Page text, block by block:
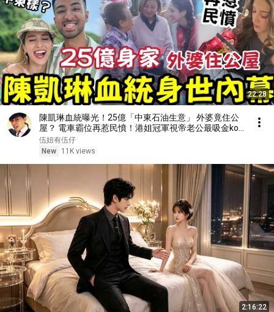
22:28
陳凱琳血統曝光！25億「中東石油生意」 外婆竟住公
屋？ 電車霸位再惹民憤！港姐冠軍視帝老公最吸金kol
億萬千金！ 神仙開局乞人憎？
伍妞有伍仔
New
11K views
2:16:22